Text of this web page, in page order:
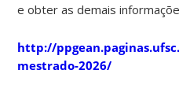
e obter as demais
http://
mestrado-2026/